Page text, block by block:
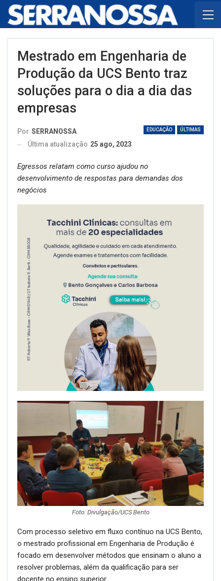
Mestrado em Engenharia de
Produção da UCS Bento traz
soluções para o dia a dia das
empresas
EDUCAÇÃO ÚLTIMAS
Por SERRANOSSA
Última atualização 25 ago, 2023
Egressos relatam como curso ajudou no
desenvolvimento de respostas para demandas dos
negócios
Foto: Divulgação/UCS Bento
Com processo seletivo em fluxo contínuo na UCS Bento,
o mestrado profissional em Engenharia de Produção é
focado em desenvolver métodos que ensinam o aluno a
resolver problemas, além da qualificação para ser
docente no ensino superior.